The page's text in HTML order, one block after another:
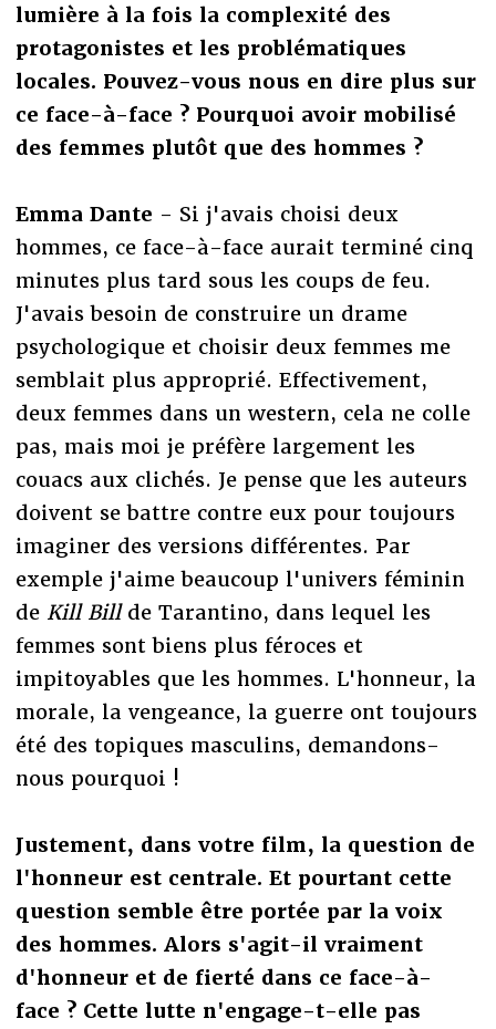
lumière à la fois la complexité des
protagonistes et les problématiques
locales. Pouvez-vous nous en dire plus sur
ce face-à-face ? Pourquoi avoir mobilisé
des femmes plutôt que des hommes ?
Emma Dante - Si j'avais choisi deux
hommes, ce face-à-face aurait terminé cinq
minutes plus tard sous les coups de feu.
J'avais besoin de construire un drame
psychologique et choisir deux femmes me
semblait plus approprié. Effectivement,
deux femmes dans un western, cela ne colle
pas, mais moi je préfère largement les
couacs aux clichés. Je pense que les auteurs
doivent se battre contre eux pour toujours
imaginer des versions différentes. Par
exemple j'aime beaucoup l'univers féminin
de Kill Billde Tarantino, dans lequel les
femmes sont biens plus féroces et
impitoyables que les hommes. L'honneur, la
morale, la vengeance, la guerre ont toujours
été des topiques masculins, demandons-
nous pourquoi !
Justement, dans votre film, la question de
l'honneur est centrale. Et pourtant cette
question semble être portée par la voix
des hommes. Alors s'agit-il vraiment
d'honneur et de fierté dans ce face-à-
face ? Cette lutte n'engage-t-elle pas